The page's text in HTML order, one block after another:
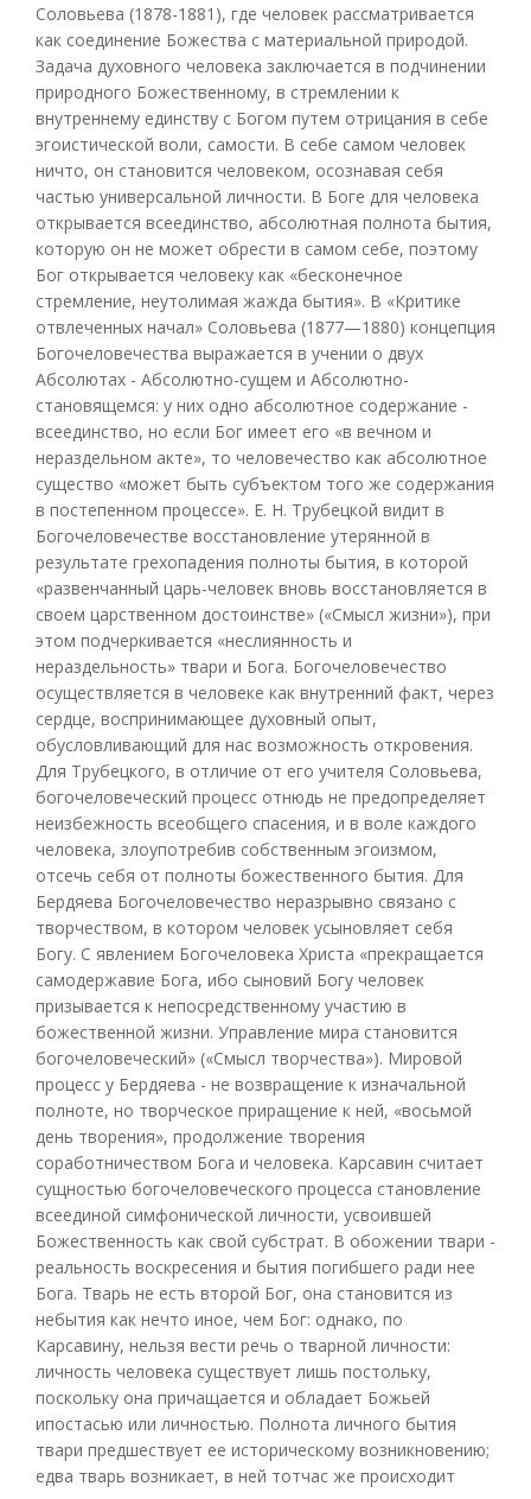
Соловьева (1878-1881), где человек рассматривается
как соединение Божества с материальной природой.
Задача духовного человека заключается в подчинении
природного Божественному, в стремлении к
внутреннему единству с Богом путем отрицания в себе
эгоистической воли, самости. В себе самом человек
ничто, он становится человеком, осознавая себя
частью универсальной личности. В Боге для человека
открывается всеединство, абсолютная полнота бытия,
которую он не может обрести в самом себе, поэтому
Бог открывается человеку как «бесконечное
стремление, неутолимая жажда бытия». В «Критике
отвлеченных начал» Соловьева (1877—1880) концепция
Богочеловечества выражается в учении о двух
Абсолютах - Абсолютно-сущем и Абсолютно-
становящемся: у них одно абсолютное содержание -
всеединство, но если Бог имеет его «в вечном и
нераздельном акте», то человечество как абсолютное
существо «может быть субъектом того же содержания
в постепенном процессе». Е. Н. Трубецкой видит в
Богочеловечестве восстановление утерянной в
результате грехопадения полноты бытия, в которой
«развенчанный царь-человек вновь восстановляется в
своем царственном достоинстве» («Смысл жизни»), при
этом подчеркивается «неслиянность и
нераздельность» твари и Бога. Богочеловечество
осуществляется в человеке как внутренний факт, через
сердце, воспринимающее духовный опыт,
обусловливающий для нас возможность откровения.
Для Трубецкого, в отличие от его учителя Соловьева,
богочеловеческий процесс отнюдь не предопределяет
неизбежность всеобщего спасения, и в воле каждого
человека, злоупотребив собственным эгоизмом,
отсечь себя от полноты божественного бытия. Для
Бердяева Богочеловечество неразрывно связано с
творчеством, в котором человек усыновляет себя
Богу. С явлением Богочеловека Христа «прекращается
самодержавие Бога, ибо сыновий Богу человек
призывается к непосредственному участию в
божественной жизни. Управление мира становится
богочеловеческий» («Смысл творчества»). Мировой
процесс у Бердяева - не возвращение к изначальной
полноте, но творческое приращение к ней, «восьмой
день творения», продолжение творения
соработничеством Бога и человека. Карсавин считает
сущностью богочеловеческого процесса становление
всеединой симфонической личности, усвоившей
Божественность как свой субстрат. В обожении твари -
реальность воскресения и бытия погибшего ради нее
Бога. Тварь не есть второй Бог, она становится из
небытия как нечто иное, чем Бог: однако, по
Карсавину, нельзя вести речь о тварной личности:
личность человека существует лишь постольку,
поскольку она причащается и обладает Божьей
ипостасью или личностью. Полнота личного бытия
твари предшествует ее историческому возникновению;
едва тварь возникает, в ней тотчас же происходит